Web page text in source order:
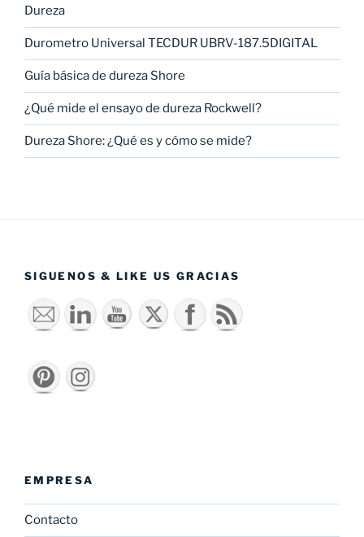
Dureza
Durometro Universal TECDUR UBRV-187.5DIGITAL
Guía básica de dureza Shore
¿Qué mide el ensayo de dureza Rockwell?
Dureza Shore: ¿Qué es y cómo se mide?
SIGUENOS & LIKE US GRACIAS
EMPRESA
Contacto